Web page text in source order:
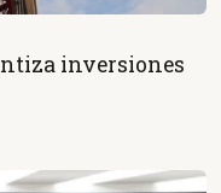
inversiones